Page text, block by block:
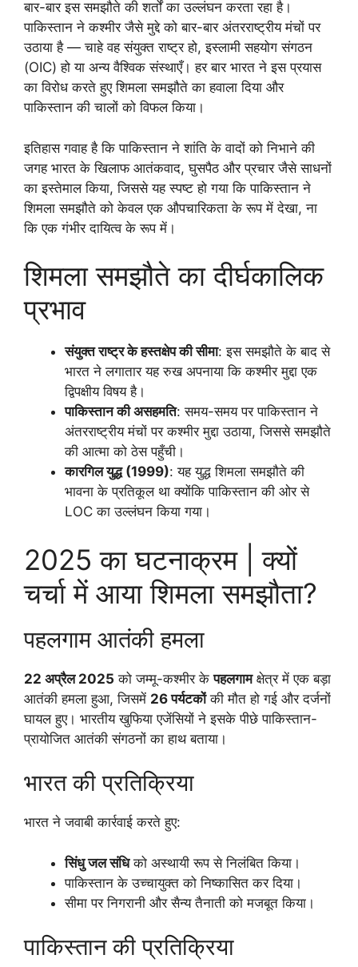
बार-बार इस समझौते की शर्तों का उल्लंघन करता रहा है।
पाकिस्तान ने कश्मीर जैसे मुद्दे को बार-बार अंतरराष्ट्रीय मंचों पर
उठाया है — चाहे वह संयुक्त राष्ट्र हो, इस्लामी सहयोग संगठन
(OIC) हो या अन्य वैश्विक संस्थाएँ। हर बार भारत ने इस प्रयास
का विरोध करते हुए शिमला समझौते का हवाला दिया और
पाकिस्तान की चालों को विफल किया।
इतिहास गवाह है कि पाकिस्तान ने शांति के वादों को निभाने की
जगह भारत के खिलाफ आतंकवाद, घुसपैठ और प्रचार जैसे साधनों
का इस्तेमाल किया, जिससे यह स्पष्ट हो गया कि पाकिस्तान ने
शिमला समझौते को केवल एक औपचारिकता के रूप में देखा, ना
कि एक गंभीर दायित्व के रूप में।
शिमला समझौते का दीर्घकालिक
प्रभाव
संयुक्त राष्ट्र के हस्तक्षेप की सीमा: इस समझौते के बाद से
भारत ने लगातार यह रुख अपनाया कि कश्मीर मुद्दा एक
द्विपक्षीय विषय है।
पाकिस्तान की असहमति: समय-समय पर पाकिस्तान ने
अंतरराष्ट्रीय मंचों पर कश्मीर मुद्दा उठाया, जिससे समझौते
की आत्मा को ठेस पहुँची।
कारगिल युद्ध (1999): यह युद्ध शिमला समझौते की
भावना के प्रतिकूल था क्योंकि पाकिस्तान की ओर से
LOC का उल्लंघन किया गया।
2025 का घटनाक्रम | क्यों
चर्चा में आया शिमला समझौता?
पहलगाम आतंकी हमला
22 अप्रैल 2025 को जम्मू-कश्मीर केपहलगामक्षेत्र में एक बड़ा
आतंकी हमला हुआ, जिसमें 26 पर्यटकोंकी मौत हो गई और दर्जनों
घायल हुए। भारतीय खुफिया एजेंसियों ने इसके पीछे पाकिस्तान-
प्रायोजित आतंकी संगठनों का हाथ बताया।
भारत की प्रतिक्रिया
भारत ने जवाबी कार्रवाई करते हुए:
सिंधु जल संधिको अस्थायी रूप से निलंबित किया।
पाकिस्तान के उच्चायुक्त को निष्कासित कर दिया।
सीमा पर निगरानी और सैन्य तैनाती को मजबूत किया।
पाकिस्तान की प्रतिक्रिया